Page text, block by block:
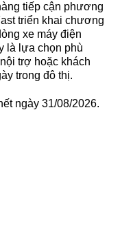
tiếp cận phương
triển khai chương
xe máy điện
là lựa chọn phù
trợ hoặc khách
trong đô thị.
ngày 31/08/2026.